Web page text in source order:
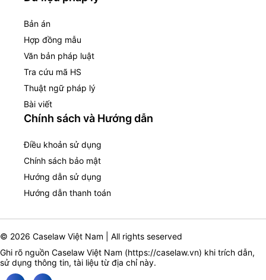
Bản án
Hợp đồng mẫu
Văn bản pháp luật
Tra cứu mã HS
Thuật ngữ pháp lý
Bài viết
Chính sách và Hướng dẫn
Điều khoản sử dụng
Chính sách bảo mật
Hướng dẫn sử dụng
Hướng dẫn thanh toán
© 2026 Caselaw Việt Nam | All rights seserved
Ghi rõ nguồn Caselaw Việt Nam (https://caselaw.vn) khi trích dẫn,
sử dụng thông tin, tài liệu từ địa chỉ này.